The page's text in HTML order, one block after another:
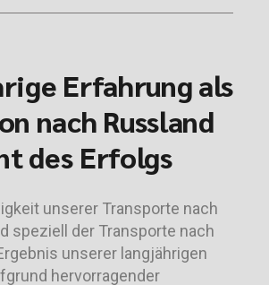
Erfahrung als
nach Russland
des Erfolgs
unserer Transporte nach
speziell der Transporte nach
unserer langjährigen
hervorragender